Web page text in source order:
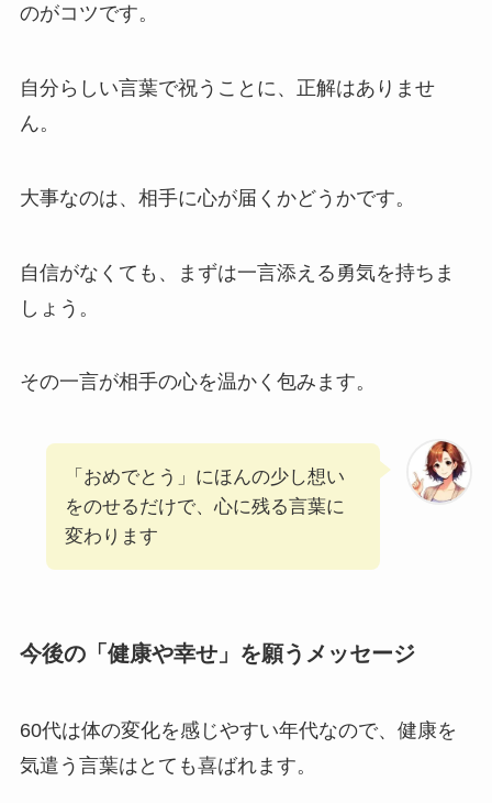
のがコツです。
自分らしい言葉で祝うことに、正解はありませ
ん。
大事なのは、相手に心が届くかどうかです。
自信がなくても、まずは一言添える勇気を持ちま
しょう。
その一言が相手の心を温かく包みます。
「おめでとう」にほんの少し想い
をのせるだけで、心に残る言葉に
変わります
今後の「健康や幸せ」を願うメッセージ
60代は体の変化を感じやすい年代なので、健康を
気遣う言葉はとても喜ばれます。